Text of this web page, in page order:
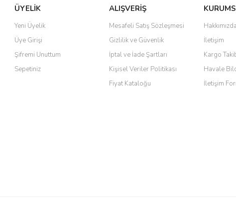
ÜYELİK
Yeni Üyelik
Üye Girişi
Şifremi Unuttum
Sepetiniz
ALIŞVERİŞ
Mesafeli Satış Sözleşmesi
Gizlilik ve Güvenlik
İptal ve İade Şartları
Kişisel Veriler Politikası
Fiyat Kataloğu
Hakkımızda
İletişim
Kargo
Havale
İletişim